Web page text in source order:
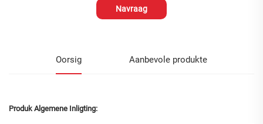
Navraag
Oorsig Aanbevole produkte
Produk Algemene Inligting: